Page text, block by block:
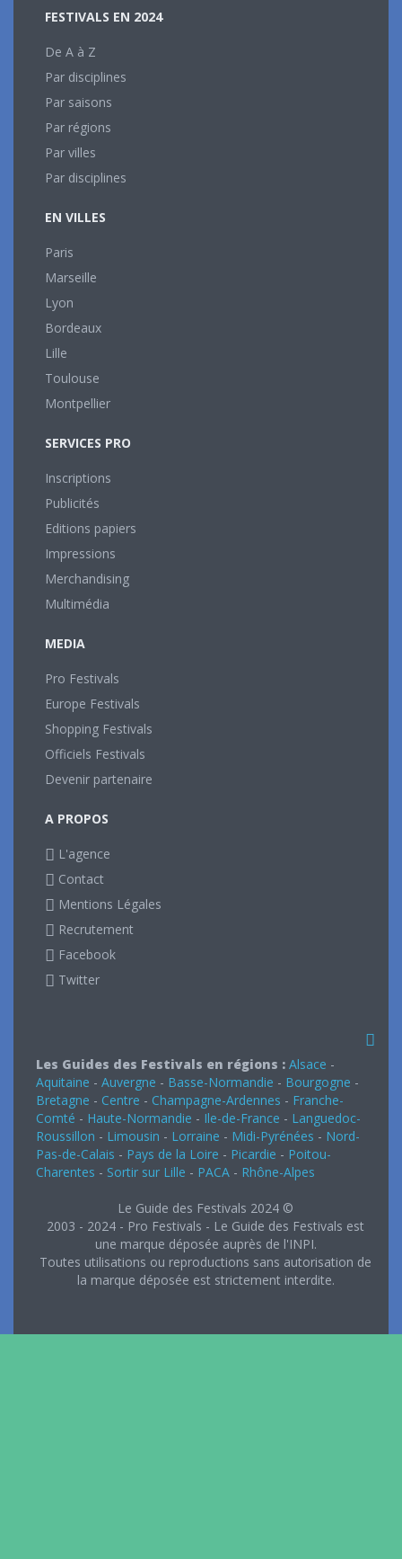
FESTIVALS EN 2024
De A à Z
Par disciplines
Par saisons
Par régions
Par villes
Par disciplines
EN VILLES
Paris
Marseille
Lyon
Bordeaux
Lille
Toulouse
Montpellier
SERVICES PRO
Inscriptions
Publicités
Editions papiers
Impressions
Merchandising
Multimédia
MEDIA
Pro Festivals
Europe Festivals
Shopping Festivals
Officiels Festivals
Devenir partenaire
A PROPOS
L'agence
Contact
Mentions Légales
Recrutement
Facebook
Twitter
Les Guides des Festivals en régions : Alsace -
Aquitaine - Auvergne - Basse-Normandie - Bourgogne -
Bretagne - Centre - Champagne-Ardennes - Franche-
Comté - Haute-Normandie - Ile-de-France - Languedoc-
Roussillon - Limousin - Lorraine - Midi-Pyrénées - Nord-
Pas-de-Calais - Pays de la Loire - Picardie - Poitou-
Charentes - Sortir sur Lille - PACA - Rhône-Alpes
Le Guide des Festivals 2024 ©
2003 - 2024 - Pro Festivals - Le Guide des Festivals est
une marque déposée auprès de l'INPI.
Toutes utilisations ou reproductions sans autorisation de
la marque déposée est strictement interdite.